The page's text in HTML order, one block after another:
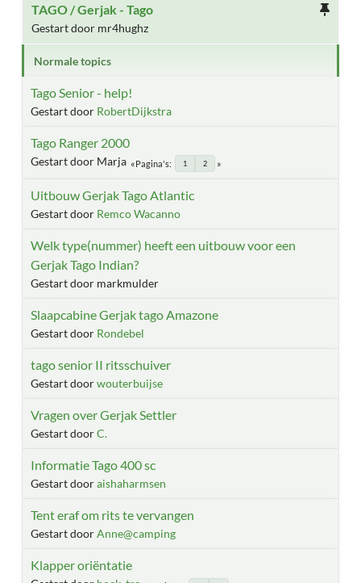
TAGO / Gerjak - Tago
Gestart door mr4hughz
Normale topics
Tago Senior - help!
Gestart door RobertDijkstra
Tago Ranger 2000
Gestart door Marja Pagina's 1 2
Uitbouw Gerjak Tago Atlantic
Gestart door Remco Wacanno
Welk type(nummer) heeft een uitbouw voor een
Gerjak Tago Indian?
Gestart door markmulder
Slaapcabine Gerjak tago Amazone
Gestart door Rondebel
tago senior II ritsschuiver
Gestart doorwouterbuijse
Vragen over Gerjak Settler
Gestart doorC.
Informatie Tago 400 sc
Gestart dooraishaharmsen
Tent eraf om rits te vervangen
Gestart doorAnne@camping
Klapper oriëntatie